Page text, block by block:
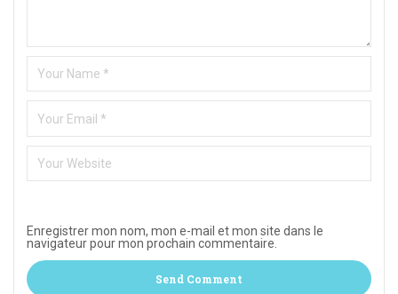
Enregistrer mon nom, mon e-mail et mon site dans le
navigateur pour mon prochain commentaire.